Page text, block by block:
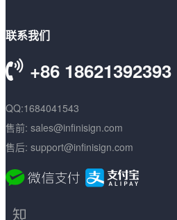
联系我们
+86 18621392393
QQ:1684041543
售前: sales@infinisign.com
售后: support@infinisign.com